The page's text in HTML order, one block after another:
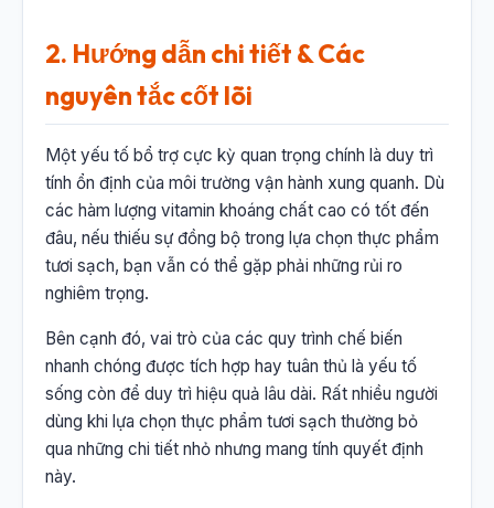
2. Hướng dẫn chi tiết & Các
nguyên tắc cốt lõi
Một yếu tố bổ trợ cực kỳ quan trọng chính là duy trì
tính ổn định của môi trường vận hành xung quanh. Dù
các hàm lượng vitamin khoáng chất cao có tốt đến
đâu, nếu thiếu sự đồng bộ trong lựa chọn thực phẩm
tươi sạch, bạn vẫn có thể gặp phải những rủi ro
nghiêm trọng.
Bên cạnh đó, vai trò của các quy trình chế biến
nhanh chóng được tích hợp hay tuân thủ là yếu tố
sống còn để duy trì hiệu quả lâu dài. Rất nhiều người
dùng khi lựa chọn thực phẩm tươi sạch thường bỏ
qua những chi tiết nhỏ nhưng mang tính quyết định
này.